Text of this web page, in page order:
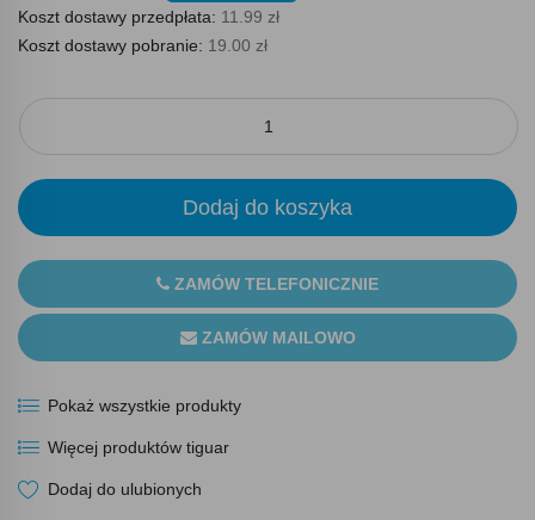
Koszt dostawy przedpłata: 11.99 zł
Koszt dostawy pobranie: 19.00 zł
Dodaj do koszyka
ZAMÓW TELEFONICZNIE
ZAMÓW MAILOWO
Pokaż wszystkie produkty
Więcej produktów tiguar
Dodaj do ulubionych